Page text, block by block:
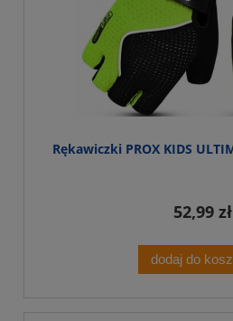
Rękawiczki PROX KIDS
52,99 zł
dodaj do